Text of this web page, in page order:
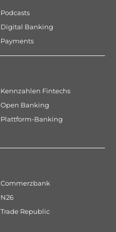
Podcasts
Digital Banking
Payments
Kennzahlen Fintechs
Open Banking
Plattform-Banking
Commerzbank
N26
Trade Republic